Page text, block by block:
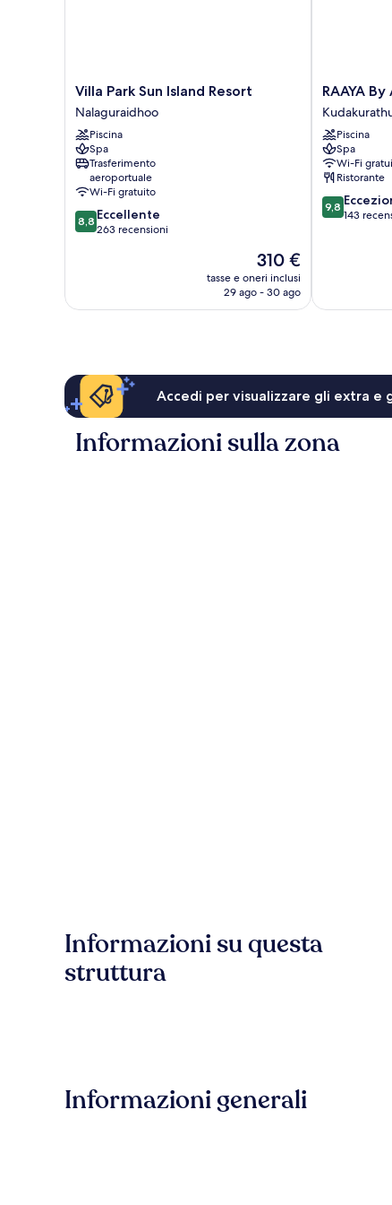
Villa
Park
Sun
Island
Resort
Nalaguraidhoo
Villa Park Sun Island Resort
Nalaguraidhoo
Piscina
Spa
Trasferimento
aeroportuale
Wi-Fi gratuito
8.8
su
8,8 Eccellente
263 recensioni
Il
prezzo
attuale
310 €
tasse e oneri inclusi
29 ago - 30 ago
RAAYA
By
Atmosphere
Kudakurathu
RAAYA
Piscina
Spa
Wi-Fi
Ristorante
9.8
su
9,8
143
Accedi per visualizzare gli extra e
Informazioni sulla zona
Informazioni su questa
struttura
Informazioni generali